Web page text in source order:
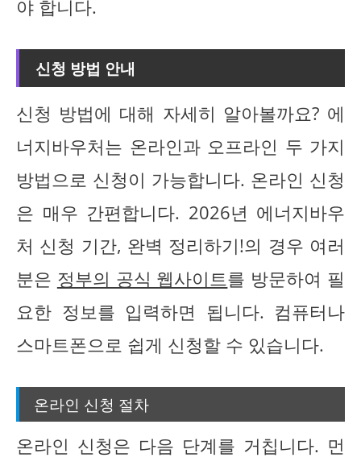
야 합니다.
신청 방법 안내
신청 방법에 대해 자세히 알아볼까요? 에
너지바우처는 온라인과 오프라인 두 가지
방법으로 신청이 가능합니다. 온라인 신청
은 매우 간편합니다. 2026년 에너지바우
처 신청 기간, 완벽 정리하기!의 경우 여러
분은 정부의 공식 웹사이트를 방문하여 필
요한 정보를 입력하면 됩니다. 컴퓨터나
스마트폰으로 쉽게 신청할 수 있습니다.
온라인 신청 절차
온라인 신청은 다음 단계를 거칩니다. 먼